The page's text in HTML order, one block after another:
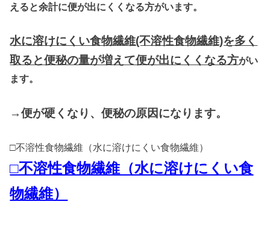
えると余計に便が出にくくなる方がいます。
水に溶けにくい食物繊維(不溶性食物繊維)を多く
取ると便秘の量が増えて便が出にくくなる方がい
ます。
→便が硬くなり、便秘の原因になります。
□不溶性食物繊維（水に溶けにくい食物繊維）
□不溶性食物繊維（水に溶けにくい食
物繊維）